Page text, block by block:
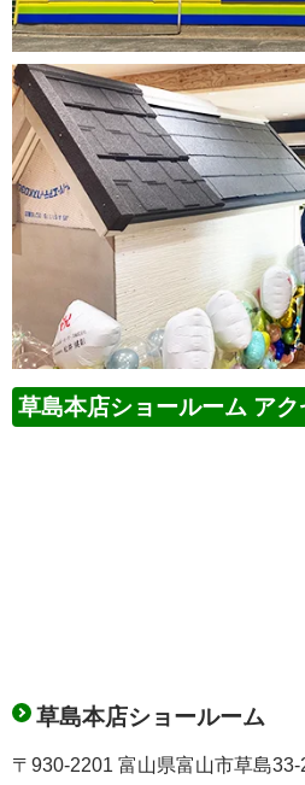
草島本店ショールーム ア
草島本店ショールーム
〒930-2201 富山県富山市草島33-